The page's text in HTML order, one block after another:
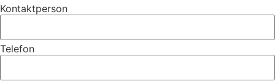
Kontaktperson
Telefon